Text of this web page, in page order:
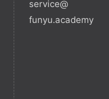
service@
funyu.academy